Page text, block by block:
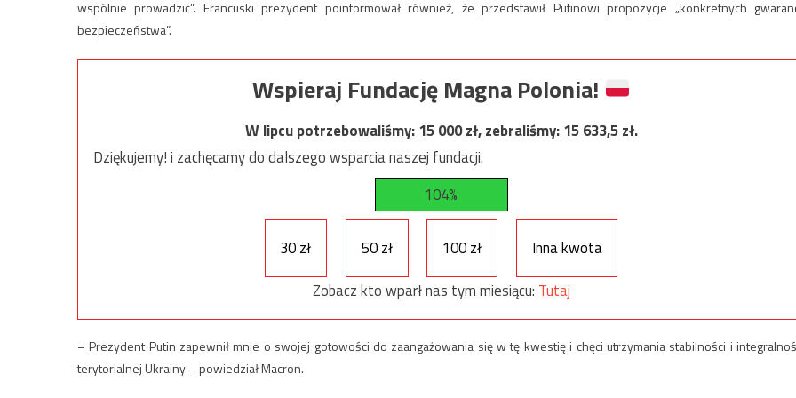
wspólnie prowadzić”. Francuski prezydent poinformował również, że przedstawił Putinowi propozycje „konkretnych
bezpieczeństwa”.
Wspieraj Fundację Magna Polonia!
W lipcu potrzebowaliśmy:15 000zł, zebraliśmy:15 633,5zł.
Dziękujemy! i zachęcamy do dalszego wsparcia naszej fundacji.
104%
30 zł 50 zł 100 zł
Inna kwota
Zobacz kto wparł nas tym miesiącu: Tutaj
– Prezydent Putin zapewnił mnie o swojej gotowości do zaangażowania się w tę kwestię i chęci utrzymania stabilności i
terytorialnej Ukrainy – powiedział Macron.